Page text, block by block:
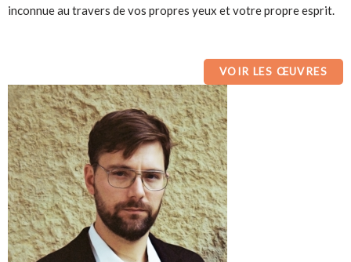
inconnue au travers de vos propres yeux et votre propre esprit.
VOIR LES ŒUVRES